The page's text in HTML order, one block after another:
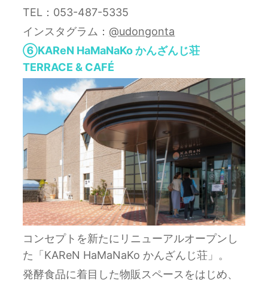
TEL：053-487-5335
インスタグラム： @udongonta
⑥KAReN HaMaNaKo かんざんじ荘
TERRACE & CAFÉ
コンセプトを新たにリニューアルオープンし
た「KAReN HaMaNaKo かんざんじ荘」。
発酵食品に着目した物販スペースをはじめ、